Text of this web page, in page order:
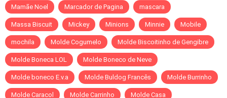
Mamãe Noel Marcador de Pagina mascara
Massa Biscuit Mickey Minions Minnie Mobile
mochila Molde Cogumelo Molde Biscoitinho de Gengibre
Molde Boneca LOL Molde Boneco de Neve
Molde boneco E.v.a Molde Buldog Francês Molde Burrinho
Molde Caracol Molde Carrinho Molde Casa